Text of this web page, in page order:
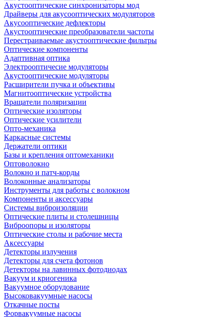
Акустооптические синхронизаторы мод
Драйверы для акусооптических модуляторов
Акусооптические дефлекторы
Акустооптические преобразователи частоты
Перестраиваемые акустооптические фильтры
Оптические компоненты
Адаптивная оптика
Электрооптичесие модуляторы
Акустооптические модуляторы
Расширители пучка и объективы
Магнитооптические устройства
Вращатели поляризации
Оптические изоляторы
Оптические усилители
Опто-механика
Каркасные системы
Держатели оптики
Базы и крепления оптомеханики
Оптоволокно
Волокно и патч-корды
Волоконные анализаторы
Инструменты для работы с волокном
Компоненты и аксессуары
Системы виброизоляции
Оптические плиты и столешницы
Виброопоры и изоляторы
Оптические столы и рабочие места
Аксессуары
Детекторы излучения
Детекторы для счета фотонов
Детекторы на лавинных фотодиодах
Вакуум и криогеника
Вакуумное оборудование
Высоковакуумные насосы
Откачные посты
Форвакуумные насосы